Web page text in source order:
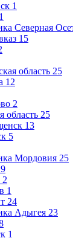
1
1
Северная
15
область 25
12
2
область 25
13
5
Мордовия 25
9
2
1
24
Адыгея 23
1